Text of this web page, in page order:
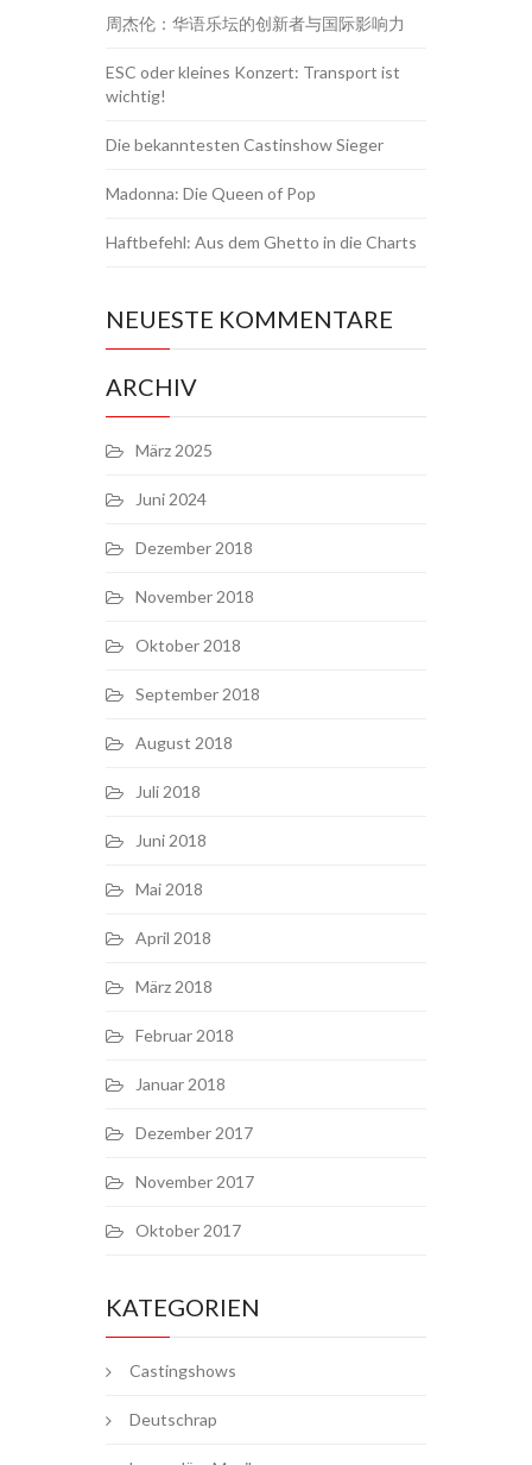
周杰伦：华语乐坛的创新者与国际影响力
ESC oder kleines Konzert: Transport ist
wichtig!
Die bekanntesten Castinshow Sieger
Madonna: Die Queen of Pop
Haftbefehl: Aus dem Ghetto in die Charts
NEUESTE KOMMENTARE
ARCHIV
März 2025
Juni 2024
Dezember 2018
November 2018
Oktober 2018
September 2018
August 2018
Juli 2018
Juni 2018
Mai 2018
April 2018
März 2018
Februar 2018
Januar 2018
Dezember 2017
November 2017
Oktober 2017
KATEGORIEN
Castingshows
Deutschrap